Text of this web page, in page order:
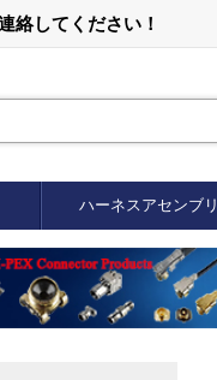
絡してください！
ハーネスアセンブリ